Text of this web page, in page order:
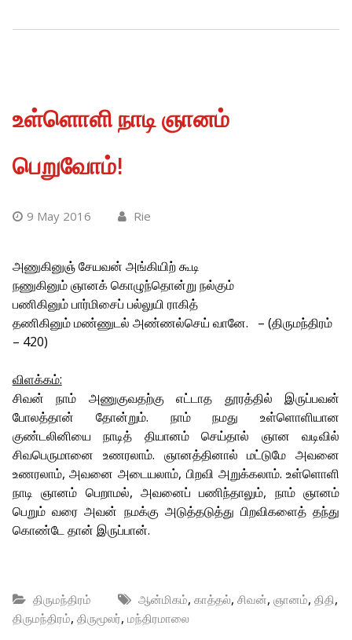
உள்ளொளி நாடி ஞானம்
பெறுவோம்!
9 May 2016 Rie
அணுகினுஞ் சேயவன் அங்கியிற் கூடி
நணுகினும் ஞானக் கொழுந்தொன்று நல்கும்
பணிகினும் பார்மிசைப் பல்லுயி ராகித்
தணிகினும் மண்ணுடல் அண்ணல்செய் வானே. – (திருமந்திரம்
– 420)
விளக்கம்:
சிவன் நாம் அணுகுவதற்கு எட்டாத தூரத்தில் இருப்பவன்
போலத்தான் தோன்றும். நாம் நமது உள்ளொளியான
குண்டலினியை நாடித் தியானம் செய்தால் ஞான வடிவில்
சிவபெருமானை உணரலாம். ஞானத்தினால் மட்டுமே அவனை
உணரலாம், அவனை அடையலாம், பிறவி அறுக்கலாம். உள்ளொளி
நாடி ஞானம் பெறாமல், அவனைப் பணிந்தாலும், நாம் ஞானம்
பெறும் வரை அவன் நமக்கு அடுத்தடுத்து பிறவிகளைத் தந்து
கொண்டே தான் இருப்பான்.
திருமந்திரம் ஆன்மிகம், காத்தல், சிவன், ஞானம், திதி,
திருமந்திரம், திருமூலர், மந்திரமாலை